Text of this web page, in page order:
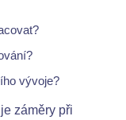
vývoje?
záměry při